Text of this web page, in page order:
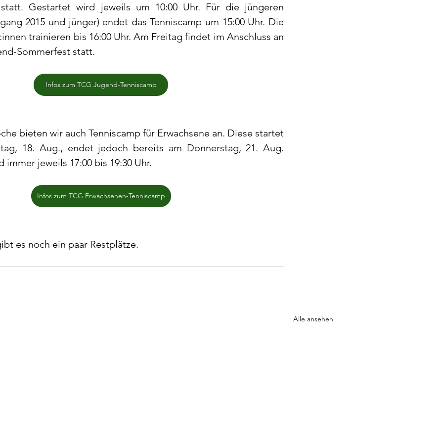
Gestartet wird jeweils um 10:00 Uhr. Für die jüngeren
2015 und jünger) endet das Tenniscamp um 15:00 Uhr. Die
trainieren bis 16:00 Uhr. Am Freitag findet im Anschluss an
Sommerfest statt.
Infos zum TCG Jugend-Tenniscamp
bieten wir auch Tenniscamp für Erwachsene an. Diese startet
18. Aug., endet jedoch bereits am Donnerstag, 21. Aug.
immer jeweils 17:00 bis 19:30 Uhr.
Infos zum TCG Erwachsenen-Tenniscamp
es noch ein paar Restplätze.
Alle ansehen